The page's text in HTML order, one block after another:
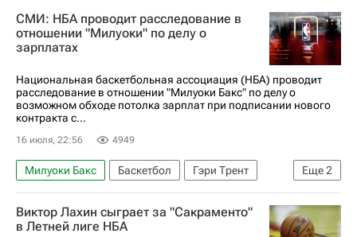
СМИ: НБА проводит расследование в
отношении "Милуоки" по делу о
зарплатах
Национальная баскетбольная ассоциация (НБА) проводит
расследование в отношении "Милуоки Бакс" по делу о
возможном обходе потолка зарплат при подписании нового
контракта с...
16 июля, 22:56 4949
Еще2
Милуоки Бакс Баскетбол
Гэри Трент
НБА
Спорт
Виктор Лахин сыграет за "Сакраменто"
в Летней лиге НБА